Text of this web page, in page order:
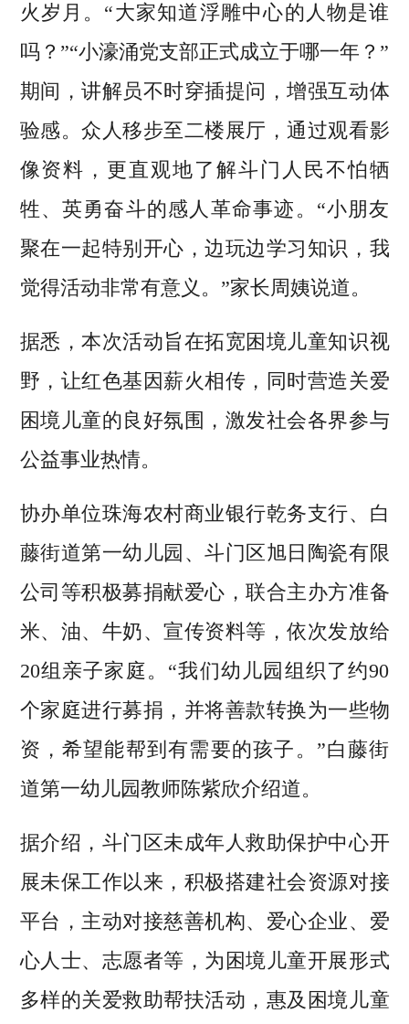
火岁月。“大家知道浮雕中心的人物是谁
吗？”“小濠涌党支部正式成立于哪一年？”
期间，讲解员不时穿插提问，增强互动体
验感。众人移步至二楼展厅，通过观看影
像资料，更直观地了解斗门人民不怕牺
牲、英勇奋斗的感人革命事迹。“小朋友
聚在一起特别开心，边玩边学习知识，我
觉得活动非常有意义。”家长周姨说道。
据悉，本次活动旨在拓宽困境儿童知识视
野，让红色基因薪火相传，同时营造关爱
困境儿童的良好氛围，激发社会各界参与
公益事业热情。
协办单位珠海农村商业银行乾务支行、白
藤街道第一幼儿园、斗门区旭日陶瓷有限
公司等积极募捐献爱心，联合主办方准备
米、油、牛奶、宣传资料等，依次发放给
20组亲子家庭。“我们幼儿园组织了约90
个家庭进行募捐，并将善款转换为一些物
资，希望能帮到有需要的孩子。”白藤街
道第一幼儿园教师陈紫欣介绍道。
据介绍，斗门区未成年人救助保护中心开
展未保工作以来，积极搭建社会资源对接
平台，主动对接慈善机构、爱心企业、爱
心人士、志愿者等，为困境儿童开展形式
多样的关爱救助帮扶活动，惠及困境儿童